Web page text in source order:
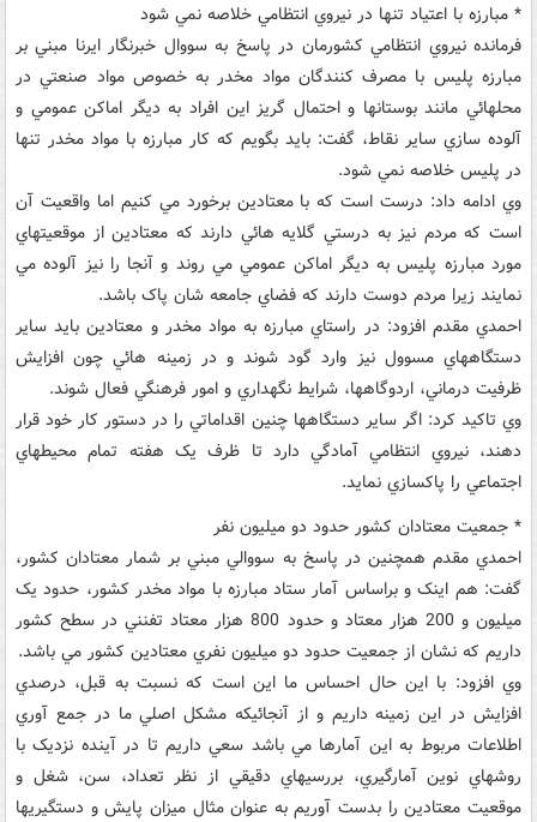
* مبارزه با اعتياد تنها در نيروي انتظامي خلاصه نمي شود
فرمانده نيروي انتظامي کشورمان در پاسخ به سووال خبرنگار ايرنا مبني بر
مبارزه پليس با مصرف کنندگان مواد مخدر به خصوص مواد صنعتي در
محلهائي مانند بوستانها و احتمال گريز اين افراد به ديگر اماکن عمومي و
آلوده سازي ساير نقاط، گفت: بايد بگويم که کار مبارزه با مواد مخدر تنها
در پليس خلاصه نمي شود.
وي ادامه داد: درست است که با معتادين برخورد مي کنيم اما واقعيت آن
است که مردم نيز به درستي گلايه هائي دارند که معتادين از موقعيتهاي
مورد مبارزه پليس به ديگر اماکن عمومي مي روند و آنجا را نيز آلوده مي
نمايند زيرا مردم دوست دارند که فضاي جامعه شان پاک باشد.
احمدي مقدم افزود: در راستاي مبارزه به مواد مخدر و معتادين بايد ساير
دستگاههاي مسوول نيز وارد گود شوند و در زمينه هائي چون افزايش
ظرفيت درماني، اردوگاهها، شرايط نگهداري و امور فرهنگي فعال شوند.
وي تاکيد کرد: اگر ساير دستگاهها چنين اقداماتي را در دستور کار خود قرار
دهند، نيروي انتظامي آمادگي دارد تا ظرف يک هفته تمام محيطهاي
اجتماعي را پاکسازي نمايد.
* جمعيت معتادان کشور حدود دو ميليون نفر
احمدي مقدم همچنين در پاسخ به سووالي مبني بر شمار معتادان کشور،
گفت: هم اينک و براساس آمار ستاد مبارزه با مواد مخدر کشور، حدود يک
ميليون و 200 هزار معتاد و حدود 800 هزار معتاد تفنني در سطح کشور
داريم که نشان از جمعيت حدود دو ميليون نفري معتادين کشور مي باشد.
وي افزود: با اين حال احساس ما اين است که نسبت به قبل، درصدي
افزايش در اين زمينه داريم و از آنجائيکه مشکل اصلي ما در جمع آوري
اطلاعات مربوط به اين آمارها مي باشد سعي داريم تا در آينده نزديک با
روشهاي نوين آمارگيري، بررسيهاي دقيقي از نظر تعداد، سن، شغل و
موقعيت معتادين را بدست آوريم به عنوان مثال ميزان پايش و دستگيريها